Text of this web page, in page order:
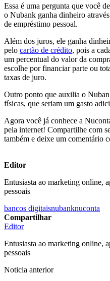
Essa é uma pergunta que você
o Nubank ganha dinheiro
de empréstimo pessoal.
Além dos juros, ele ganha
pelo cartão de crédito, pois a
um percentual do valor da
escolhe por financiar parte ou
taxas de juro.
Outro ponto que auxilia o
físicas, que seriam um gasto
Agora você já conhece a
pela internet! Compartilhe com
também e deixe um comentário
Editor
Entusiasta ao marketing online,
pessoais
bancos digitaisnubanknuconta
Compartilhar
Editor
Entusiasta ao marketing online,
pessoais
Noticia anterior